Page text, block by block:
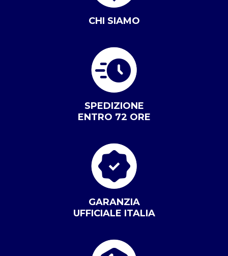
CHI SIAMO
SPEDIZIONE
ENTRO 72 ORE
GARANZIA
UFFICIALE ITALIA